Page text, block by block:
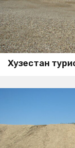
Хузестан